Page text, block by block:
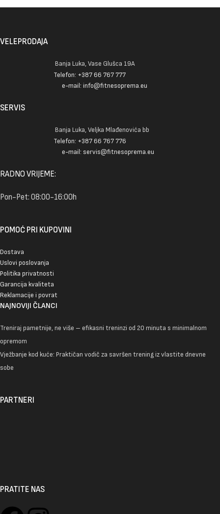
VELEPRODAJA
Banja Luka, Vase Glušca 19A
Telefon: +387 66 767 777
e-mail: info@fitnesoprema.eu
SERVIS
Banja Luka, Veljka Mlađenovića bb
Telefon: +387 66 767 776
e-mail: servis@fitnesoprema.eu
RADNO VRIJEME:
Pon-Pet: 08:00-16:00h
POMOĆ PRI KUPOVINI
Dostava
Uslovi poslovanja
Politika privatnosti
Garancija kvaliteta
Reklamacije i povrat
NAJNOVIJI ČLANCI
Treniraj pametnije, ne više – efikasni treninzi od 20 minuta s minimalnom
opremom
Vježbanje kod kuće: Praktičan vodič za savršen trening iz vlastite dnevne
sobe
PARTNERI
PRATITE NAS